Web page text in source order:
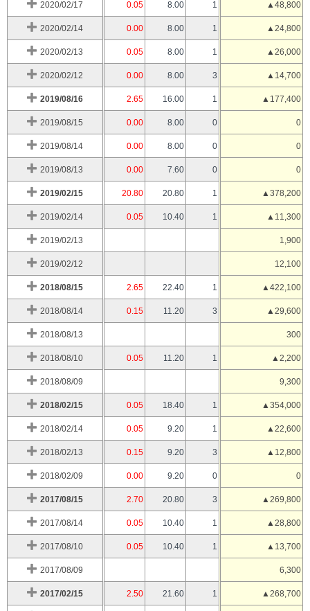
2020/02/17 0.05 8.00 1 ▲48,800
2020/02/14 0.00 8.00 1 ▲24,800
2020/02/13 0.05 8.00 1 ▲26,000
2020/02/12 0.00 8.00 3 ▲14,700
2019/08/16 2.65 16.00 1 ▲177,400
2019/08/15 0.00 8.00 0 0
2019/08/14 0.00 8.00 0 0
2019/08/13 0.00 7.60 0 0
2019/02/15 20.80 20.80 1 ▲378,200
2019/02/14 0.05 10.40 1 ▲11,300
2019/02/13 1,900
2019/02/12 12,100
2018/08/15 2.65 22.40 1 ▲422,100
2018/08/14 0.15 11.20 3 ▲29,600
2018/08/13 300
2018/08/10 0.05 11.20 1 ▲2,200
2018/08/09 9,300
2018/02/15 0.05 18.40 1 ▲354,000
2018/02/14 0.05 9.20 1 ▲22,600
2018/02/13 0.15 9.20 3 ▲12,800
2018/02/09 0.00 9.20 0 0
2017/08/15 2.70 20.80 3 ▲269,800
2017/08/14 0.05 10.40 1 ▲28,800
2017/08/10 0.05 10.40 1 ▲13,700
2017/08/09 6,300
2017/02/15 2.50 21.60 1 ▲268,700